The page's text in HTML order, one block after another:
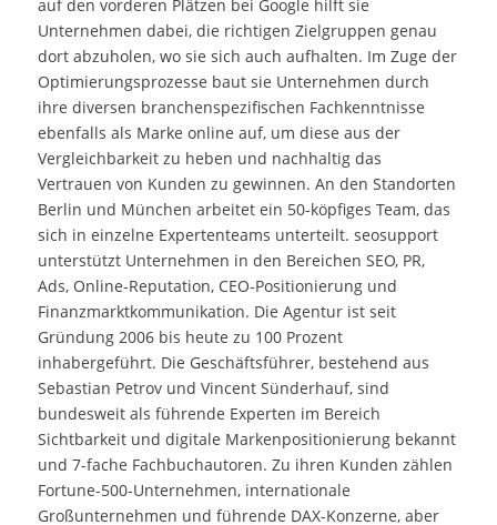
auf den vorderen Plätzen bei Google hilft sie
Unternehmen dabei, die richtigen Zielgruppen genau
dort abzuholen, wo sie sich auch aufhalten. Im Zuge der
Optimierungsprozesse baut sie Unternehmen durch
ihre diversen branchenspezifischen Fachkenntnisse
ebenfalls als Marke online auf, um diese aus der
Vergleichbarkeit zu heben und nachhaltig das
Vertrauen von Kunden zu gewinnen. An den Standorten
Berlin und München arbeitet ein 50-köpfiges Team, das
sich in einzelne Expertenteams unterteilt. seosupport
unterstützt Unternehmen in den Bereichen SEO, PR,
Ads, Online-Reputation, CEO-Positionierung und
Finanzmarktkommunikation. Die Agentur ist seit
Gründung 2006 bis heute zu 100 Prozent
inhabergeführt. Die Geschäftsführer, bestehend aus
Sebastian Petrov und Vincent Sünderhauf, sind
bundesweit als führende Experten im Bereich
Sichtbarkeit und digitale Markenpositionierung bekannt
und 7-fache Fachbuchautoren. Zu ihren Kunden zählen
Fortune-500-Unternehmen, internationale
Großunternehmen und führende DAX-Konzerne, aber